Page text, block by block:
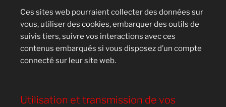
Ces sites web pourraient collecter des données sur
vous, utiliser des cookies, embarquer des outils de
suivis tiers, suivre vos interactions avec ces
contenus embarqués si vous disposez d’un compte
connecté sur leur site web.
Utilisation et transmission de vos